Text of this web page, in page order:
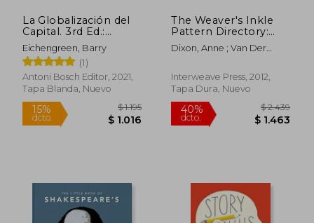
35% 40%
dcto.
La Globalización del
Capital. 3rd Ed.:
Historia del Sistema
Monetario
Internacional
Eichengreen, Barry
(1)
Antoni Bosch Editor, 2021,
Tapa Blanda, Nuevo
The Weaver's Inkle
Pattern Directory:
400 Warp-Faced
Weaves (en Inglés)
Dixon, Anne ; Van Der
Interweave Press, 2012,
Tapa Dura, Nuevo